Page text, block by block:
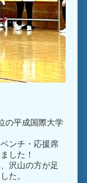
の平成国際大学
ンチ・応援席
した！
沢山の方が足
た。